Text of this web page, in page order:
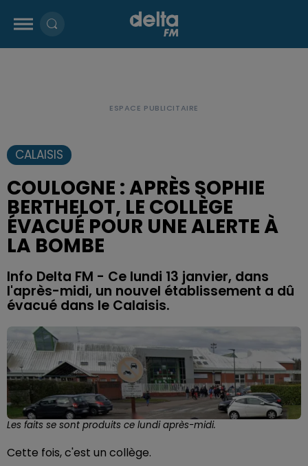
CALAISIS
COULOGNE : APRÈS SOPHIE
BERTHELOT, LE COLLÈGE
ÉVACUÉ POUR UNE ALERTE À
LA BOMBE
Info Delta FM - Ce lundi 13 janvier, dans
l'après-midi, un nouvel établissement a dû
évacué dans le Calaisis.
Les faits se sont produits ce lundi après-midi.
Cette fois, c'est un collège.